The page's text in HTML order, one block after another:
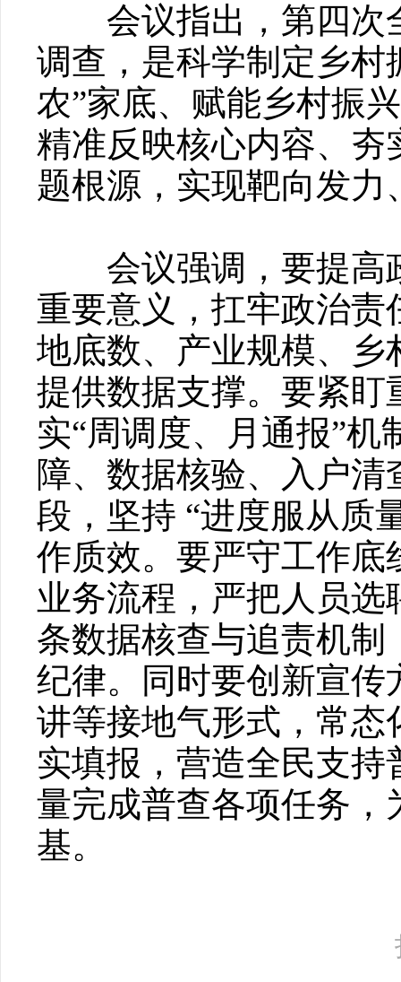
会议指出，第四次
调查，是科学制定乡村
农”家底、赋能乡村振
精准反映核心内容、
题根源，实现靶向发
会议强调，要提高
重要意义，扛牢政治
地底数、产业规模、
提供数据支撑。要紧
实“周调度、月通报”
障、数据核验、入户
段，坚持 “进度服从质
作质效。要严守工作
业务流程，严把人员
条数据核查与追责机
纪律。同时要创新宣
讲等接地气形式，常
实填报，营造全民支
量完成普查各项任务，
基。